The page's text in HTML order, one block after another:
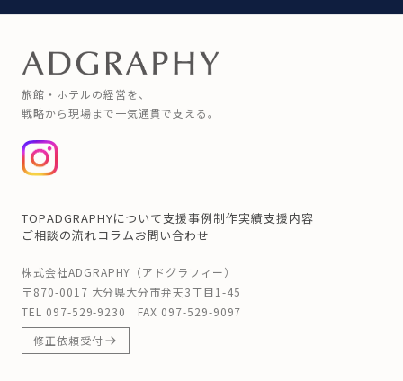
旅館・ホテルの経営を、
戦略から現場まで一気通貫で支える。
TOPADGRAPHYについて支援事例制作実績支援内容
ご相談の流れコラムお問い合わせ
株式会社ADGRAPHY（アドグラフィー）
〒870-0017 大分県大分市弁天3丁目1-45
TEL 097-529-9230
FAX 097-529-9097
修正依頼受付